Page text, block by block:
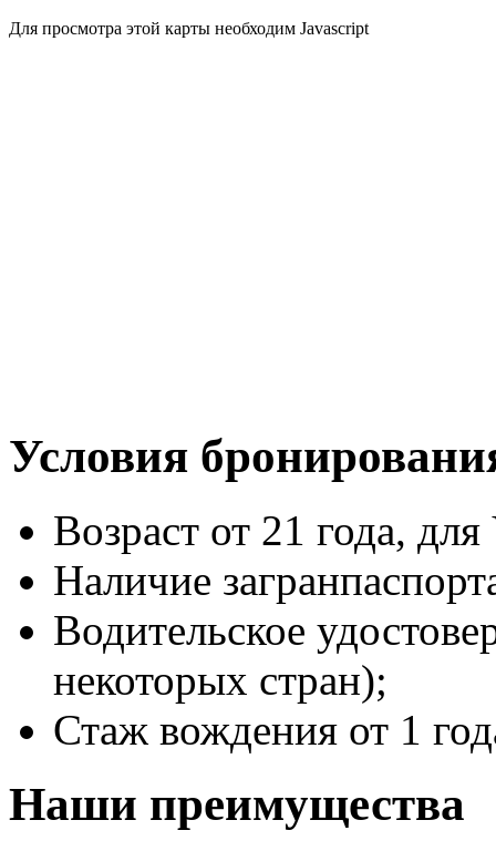
Для просмотра этой карты необходим Javascript
Условия
Возраст от 21 года,
Наличие
Водительское
некоторых стран);
Стаж вождения от 1
Наши преимущества